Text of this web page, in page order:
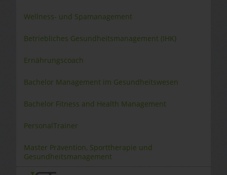
Wellness- und Spamanagement
Betriebliches Gesundheitsmanagement (IHK)
Ernährungscoach
Bachelor Management im Gesundheitswesen
Bachelor Fitness and Health Management
PersonalTrainer
Master Prävention, Sporttherapie und
Gesundheitsmanagement